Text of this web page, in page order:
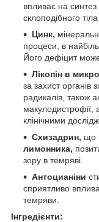
впливає на
склоподібного
Цинк,
процеси, в
Його дефіцит може
Лікопін в
за захист органів
радикалів, також
макулодистрофії,
клінічними
Схизадрин, що
лимонника,
зору в темряві.
Антоцианіни
сприятливо
темряви.
Інгредієнти: